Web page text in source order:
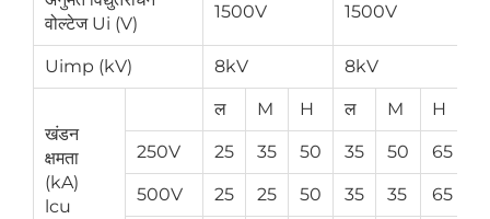
वोल्टेज Ui (V)
1500V 1500V
Uimp (kV) 8kV 8kV
खंडन
क्षमता
(kA)
lcu
ल M H ल M H
250V 25 35 50 35 50 65
500V 25 25 50 35 35 65